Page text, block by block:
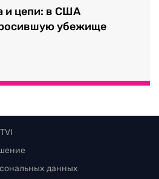
и цепи: в США
убежище
данных